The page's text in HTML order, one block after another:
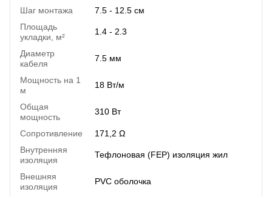
Шаг монтажа
7.5 - 12.5 см
Площадь
укладки, м²
1.4 - 2.3
Диаметр
кабеля
7.5 мм
Мощность на 1
м
18 Вт/м
Общая
мощность
310 Вт
Сопротивление
171,2 Ω
Внутренняя
изоляция
Тефлоновая (FEP) изоляция жил
Внешняя
изоляция
PVC оболочка